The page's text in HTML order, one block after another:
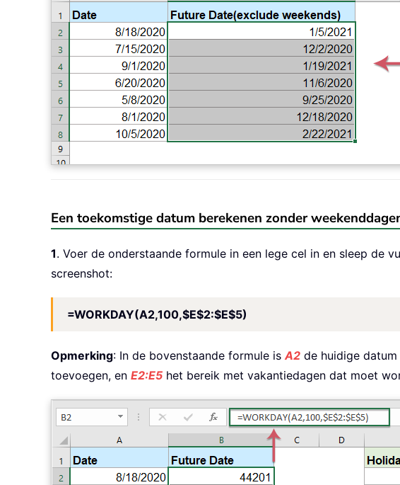
Een toekomstige datum berekenen zonder
1. Voer de onderstaande formule in een lege cel in en sleep de
screenshot:
=WORKDAY(A2,100,$E$2:$E$5)
Opmerking: In de bovenstaande formule is A2 de huidige
toevoegen, en E2:E5 het bereik met vakantiedagen dat moet